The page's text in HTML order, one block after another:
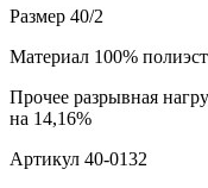
Размер 40/2
Материал 100%
Прочее разрывная
на 14,16%
Артикул 40-0132